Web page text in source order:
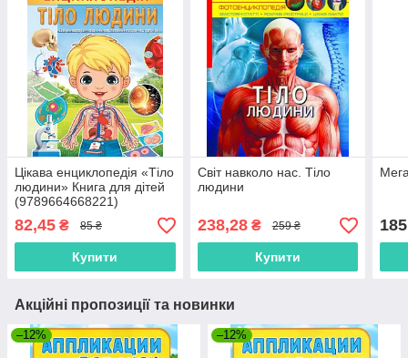
Цікава енциклопедія «Тіло
людини» Книга для дітей
(9789664668221)
82,45 ₴ 85 ₴
Купити
Світ навколо нас. Тіло
людини
238,28₴ 259 ₴
Купити
185
Акційні пропозиції та новинки
–12% –12%